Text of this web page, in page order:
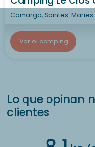
Camarga, Saintes-
Ver el camping
Lo que opinan
clientes